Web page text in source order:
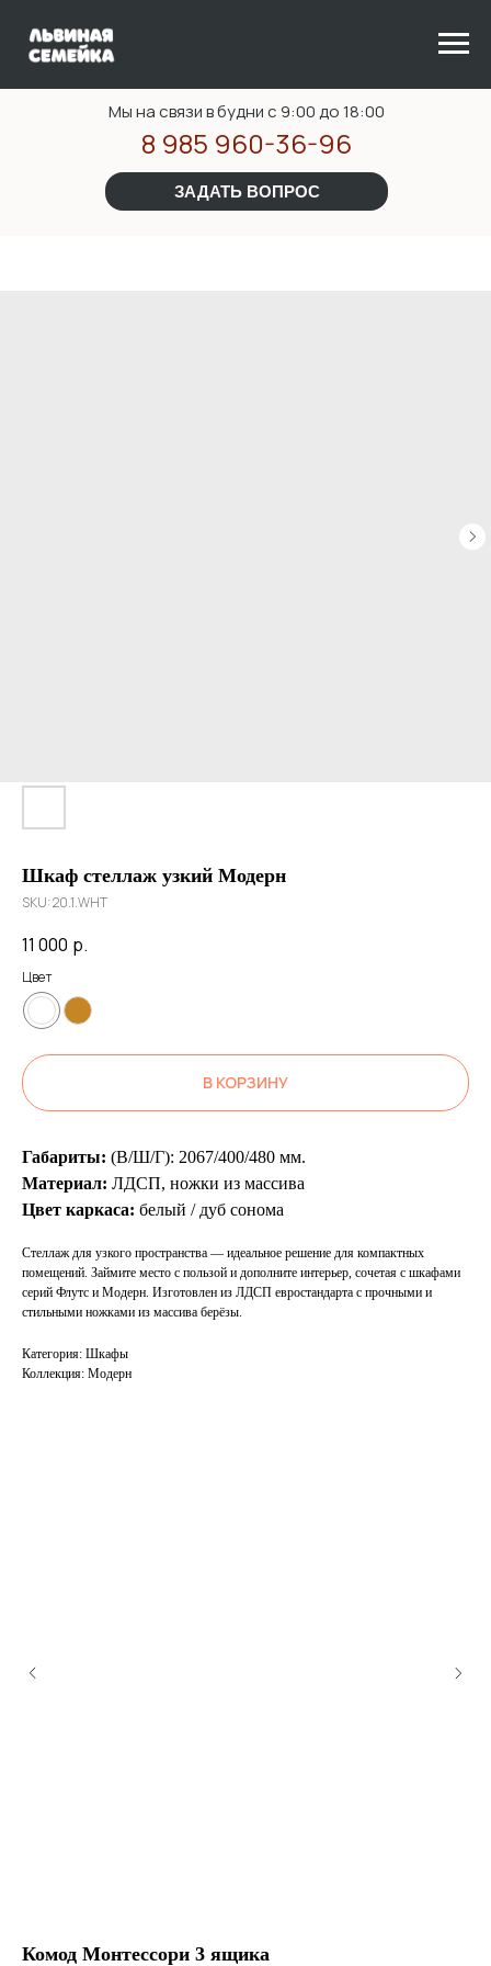
ЗАДАТЬ ВОПРОС
Мы на связи в будни с 9:00 до 18:00
8 985 960-36-96
Шкаф стеллаж узкий Модерн
SKU:20.1.WHT
11 000 р.
Цвет
В КОРЗИНУ
Габариты: (В/Ш/Г): 2067/400/480 мм.
Материал: ЛДСП, ножки из массива
Цвет каркаса: белый / дуб сонома
Стеллаж для узкого пространства — идеальное решение для компактных
помещений. Займите место с пользой и дополните интерьер, сочетая с шкафами
серий Флутс и Модерн. Изготовлен из ЛДСП евростандарта с прочными и
стильными ножками из массива берёзы.
Категория: Шкафы
Коллекция: Модерн
Комод Монтессори 3 ящика